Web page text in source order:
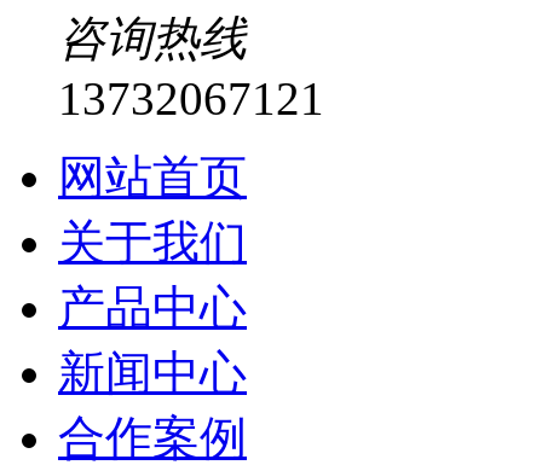
咨询热线
13732067121
网站首页
关于我们
产品中心
新闻中心
合作案例